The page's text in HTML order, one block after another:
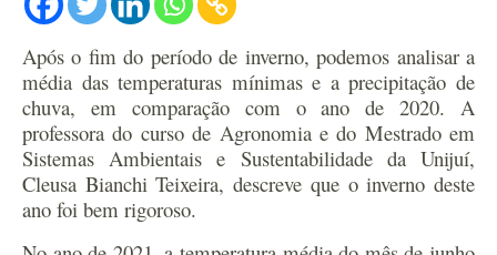
Após o fim do período de inverno, podemos analisar a
média das temperaturas mínimas e a precipitação de
chuva, em comparação com o ano de 2020. A
professora do curso de Agronomia e do Mestrado em
Sistemas Ambientais e Sustentabilidade da Unijuí,
Cleusa Bianchi Teixeira, descreve que o inverno deste
ano foi bem rigoroso.